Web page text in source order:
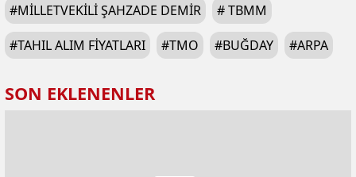
#MILLETVEKILI ŞAHZADE DEMIR #TBMM
#TAHIL ALIM FIYATLARI #TMO #BUĞDAY #ARPA
SON EKLENENLER